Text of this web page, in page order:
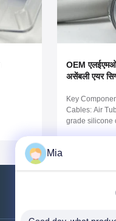
OEM एलईएमओ
असेंबली एयर
Key
Cables: Air
grade silicone
Mia